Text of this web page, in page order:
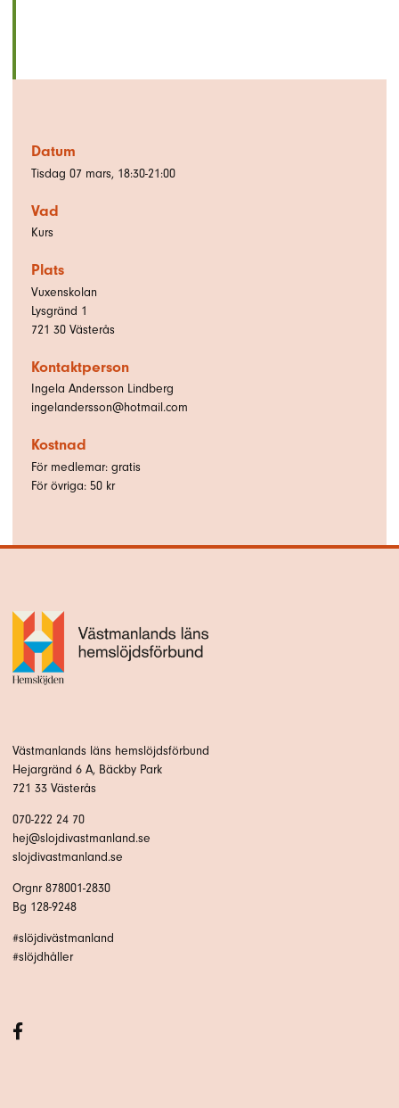
Datum
Tisdag 07 mars, 18:30-21:00
Vad
Kurs
Plats
Vuxenskolan
Lysgränd 1
721 30 Västerås
Kontaktperson
Ingela Andersson Lindberg
ingelandersson@hotmail.com
Kostnad
För medlemar: gratis
För övriga: 50 kr
Västmanlands läns hemslöjdsförbund
Hejargränd 6 A, Bäckby Park
721 33 Västerås
070-222 24 70
hej@slojdivastmanland.se
slojdivastmanland.se
Orgnr 878001-2830
Bg 128-9248
#slöjdivästmanland
#slöjdhåller